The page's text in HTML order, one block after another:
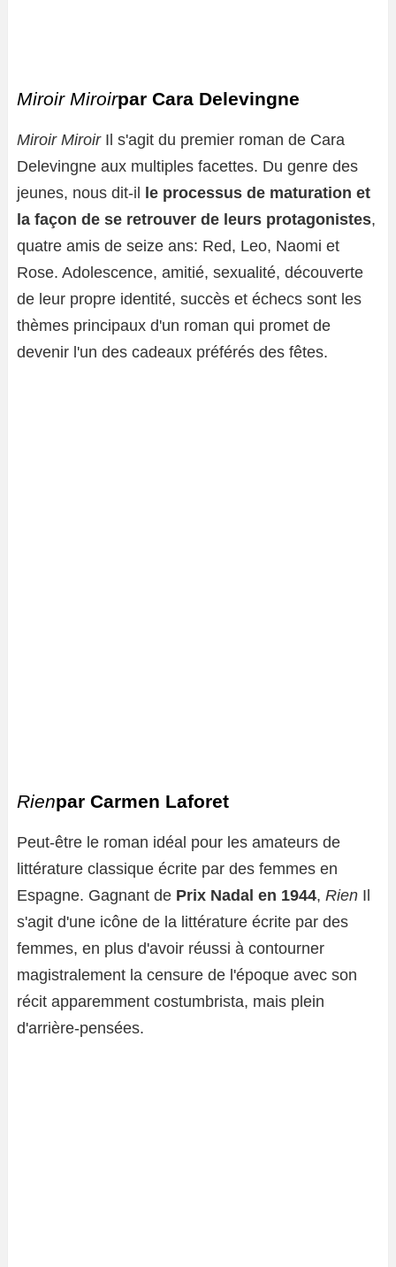
Miroir Miroirpar Cara Delevingne
Miroir MiroirIl s'agit du premier roman de Cara
Delevingne aux multiples facettes. Du genre des
jeunes, nous dit-il
le processus de maturation et
la façon de se retrouver de leurs protagonistes,
quatre amis de seize ans: Red, Leo, Naomi et
Rose. Adolescence, amitié, sexualité, découverte
de leur propre identité, succès et échecs sont les
thèmes principaux d'un roman qui promet de
devenir l'un des cadeaux préférés des fêtes.
Rienpar Carmen Laforet
Peut-être le roman idéal pour les amateurs de
littérature classique écrite par des femmes en
Espagne. Gagnant de Prix ​​Nadal en 1944, Rien Il
s'agit d'une icône de la littérature écrite par des
femmes, en plus d'avoir réussi à contourner
magistralement la censure de l'époque avec son
récit apparemment costumbrista, mais plein
d'arrière-pensées.